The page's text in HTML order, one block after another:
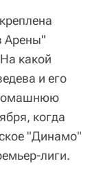
Арены"
какой
и его
когда
"Динамо"
лиги.